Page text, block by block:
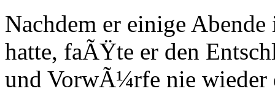
Nachdem er einige
hatte, faÃŸte er den
und VorwÃ¼rfe nie wieder